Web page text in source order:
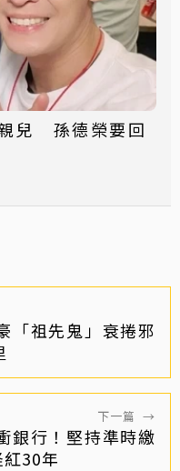
兒 孫德榮要回
「祖先鬼」衰捲邪
下一篇 →
銀行！堅持準時繳
30年